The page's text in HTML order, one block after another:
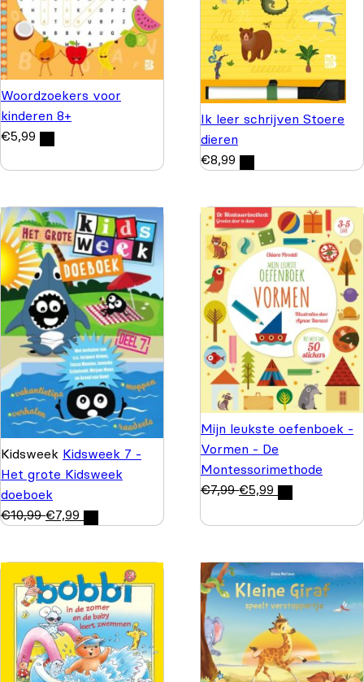
Woordzoekers voor
kinderen 8+
€5,99
Ik leer schrijven Stoere
dieren
€8,99
Kidsweek Kidsweek 7 -
Het grote Kidsweek
doeboek
€10,99 €7,99
Mijn leukste oefenboek -
Vormen - De
Montessorimethode
€7,99 €5,99